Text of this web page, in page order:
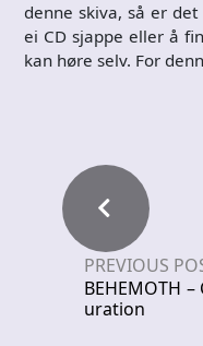
denne skiva, så er
ei CD sjappe eller å
kan høre selv. For
PREVIOUS
BEHEMOTH –
uration